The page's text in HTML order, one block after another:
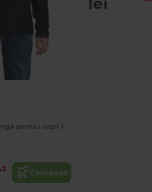
Tricou cu mânecă lungă pentru copii Imperial Lsl Kids
Comandă